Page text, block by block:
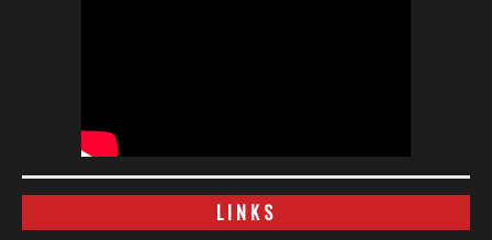
LINKS